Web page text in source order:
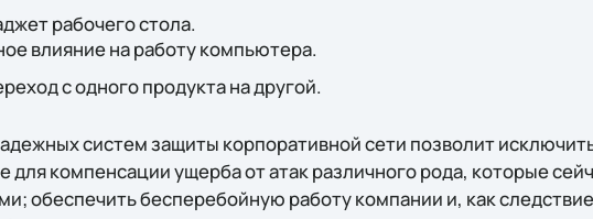
рабочего стола.
влияние на работу компьютера.
с одного продукта на другой.
систем защиты корпоративной сети позволит
для компенсации ущерба от атак различного рода, которые
обеспечить бесперебойную работу компании и, как